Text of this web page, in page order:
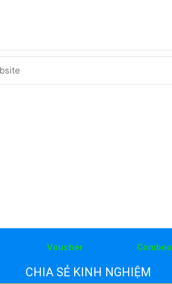
Voucher Comboo
CHIA SẺ KINH NGHIỆM